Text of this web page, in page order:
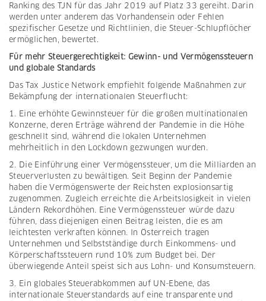
Ranking des TJN für das Jahr 2019 auf Platz 33 gereiht. Darin
werden unter anderem das Vorhandensein oder Fehlen
spezifischer Gesetze und Richtlinien, die Steuer-Schlupflöcher
ermöglichen, bewertet.
Für mehr Steuergerechtigkeit: Gewinn- und Vermögenssteuern
und globale Standards
Das Tax Justice Network empfiehlt folgende Maßnahmen zur
Bekämpfung der internationalen Steuerflucht:
1. Eine erhöhte Gewinnsteuer für die großen multinationalen
Konzerne, deren Erträge während der Pandemie in die Höhe
geschnellt sind, während die lokalen Unternehmen
mehrheitlich in den Lockdown gezwungen wurden.
2. Die Einführung einer Vermögenssteuer, um die Milliarden an
Steuerverlusten zu bewältigen. Seit Beginn der Pandemie
haben die Vermögenswerte der Reichsten explosionsartig
zugenommen. Zugleich erreichte die Arbeitslosigkeit in vielen
Ländern Rekordhöhen. Eine Vermögenssteuer würde dazu
führen, dass diejenigen einen Beitrag leisten, die es am
leichtesten verkraften können. In Österreich tragen
Unternehmen und Selbstständige durch Einkommens- und
Körperschaftssteuern rund 10% zum Budget bei. Der
überwiegende Anteil speist sich aus Lohn- und Konsumsteuern.
3. Ein globales Steuerabkommen auf UN-Ebene, das
internationale Steuerstandards auf eine transparente und